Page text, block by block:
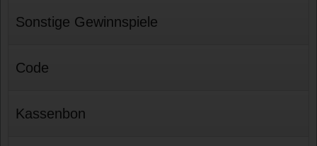
Sonstige Gewinnspiele
Code
Kassenbon